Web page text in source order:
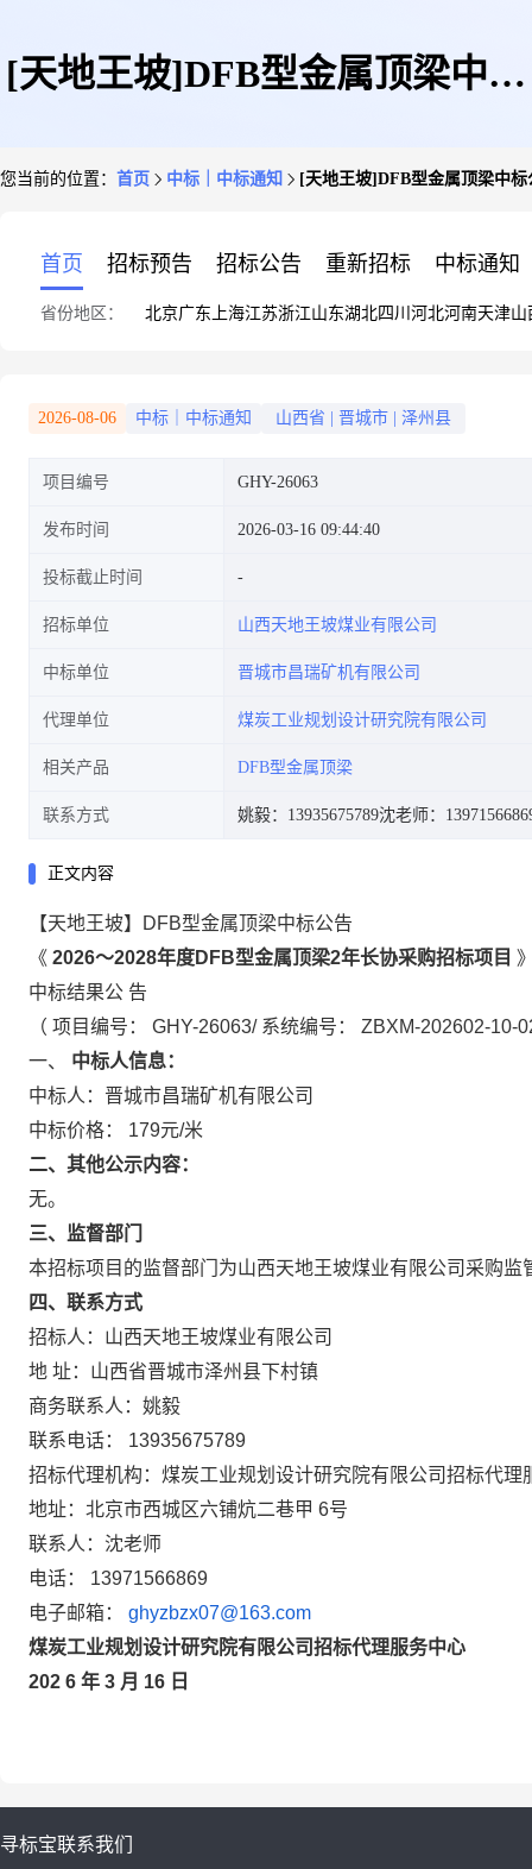
[天地王坡]DFB型金属顶梁中标
您当前的位置： 首页 中标｜中标通知 [天地王坡]DFB型金属顶梁中标
首页 招标预告 招标公告 重新招标 中标通知
省份地区： 北京广东 上海江苏浙江山东湖北四川 河北河南天津山
2026-08-06 中标｜中标通知 山西省 晋城市 泽州县
项目编号 GHY-26063
发布时间 2026-03-16 09:44:40
投标截止时间
招标单位 山西天地王坡煤业有限公司
中标单位 晋城市昌瑞矿机有限公司
代理单位 煤炭工业规划设计研究院有限公司
相关产品 DFB型金属顶梁
联系方式 姚毅：13935675789沈老师：
正文内容
【天地王坡】DFB型金属顶梁中标公告
《 2026～2028年度DFB型金属顶梁2年长协采购招标项目
中标结果公 告
（ 项目编号： GHY-26063/ 系统编号： ZBXM-202602-10-
一、 中标人信息：
中标人：晋城市昌瑞矿机有限公司
中标价格： 179元/米
二、其他公示内容：
无。
三、监督部门
本招标项目的监督部门为山西天地王坡煤业有限公司采购监
四、联系方式
招标人：山西天地王坡煤业有限公司
地 址：山西省晋城市泽州县下村镇
商务联系人：姚毅
联系电话： 13935675789
招标代理机构：煤炭工业规划设计研究院有限公司招标代理
地址：北京市西城区六铺炕二巷甲 6号
联系人：沈老师
电话： 13971566869
电子邮箱： ghyzbzx07@163.com
煤炭工业规划设计研究院有限公司招标代理服务中心
202 6 年 3 月 16 日
寻标宝联系我们